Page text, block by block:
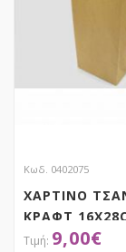
Κωδ. 0402075
ΧΑΡΤΙΝΟ
ΚΡΑΦΤ
ΤΜΧ9,00€